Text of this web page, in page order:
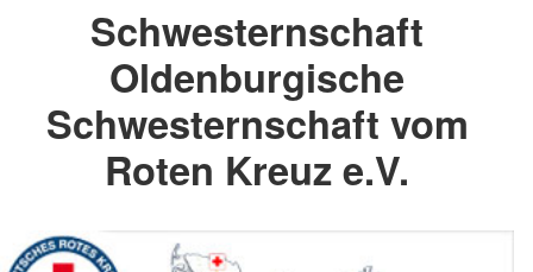
Schwesternschaft
Oldenburgische
Schwesternschaft vom
Roten Kreuz e.V.